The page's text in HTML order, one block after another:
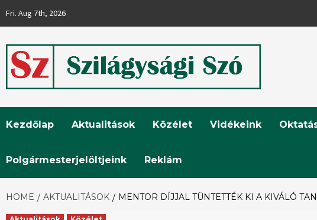
Fri. Aug 7th, 2026
Szilágysági
Szó
Kezdőlap Aktualitások Közélet Vidékeink
Polgármesterjelöltjeink Reklám
HOME AKTUALITÁSOK MENTOR DÍJJAL TÜNTETTÉK KI A KIVÁLÓ